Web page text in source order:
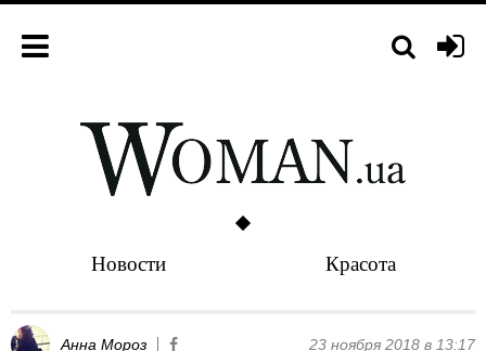
Новости Красота
Анна Мороз 23 ноября 2018 в 13:17